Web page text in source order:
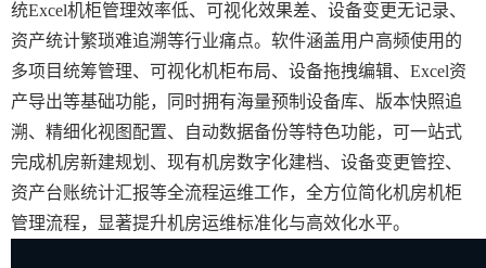
统Excel机柜管理效率低、可视化效果差、设备变更无记录、
资产统计繁琐难追溯等行业痛点。软件涵盖用户高频使用的
多项目统筹管理、可视化机柜布局、设备拖拽编辑、Excel资
产导出等基础功能，同时拥有海量预制设备库、版本快照追
溯、精细化视图配置、自动数据备份等特色功能，可一站式
完成机房新建规划、现有机房数字化建档、设备变更管控、
资产台账统计汇报等全流程运维工作，全方位简化机房机柜
管理流程，显著提升机房运维标准化与高效化水平。